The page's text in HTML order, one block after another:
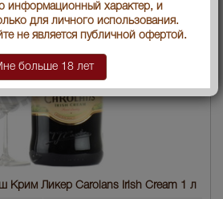
Крим Ликер Carolans Irish Cream 1 л
информационный характер, и
для личного использования.
не является публичной офертой.
Мне больше 18 лет